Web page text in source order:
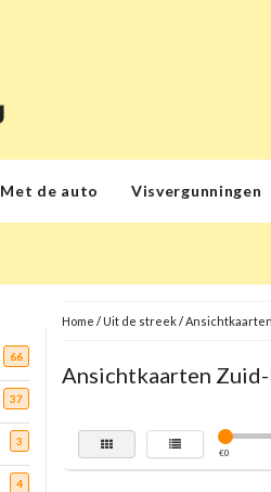
Met de auto Visvergunningen
66
37
3
4
Home / Uit de streek/Ansichtkaarten
Ansichtkaarten
€0